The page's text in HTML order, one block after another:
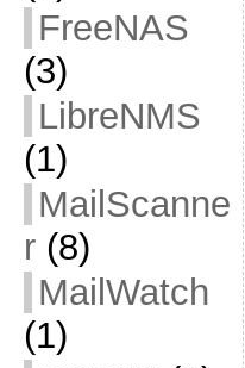
FreeNAS
(3)
LibreNMS
(1)
MailScanne
r(8)
MailWatch
(1)